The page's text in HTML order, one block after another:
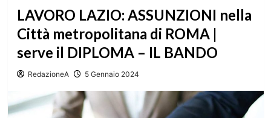
LAVORO LAZIO: ASSUNZIONI nella
Città metropolitana di ROMA |
serve il DIPLOMA – IL BANDO
RedazioneA 5 Gennaio 2024